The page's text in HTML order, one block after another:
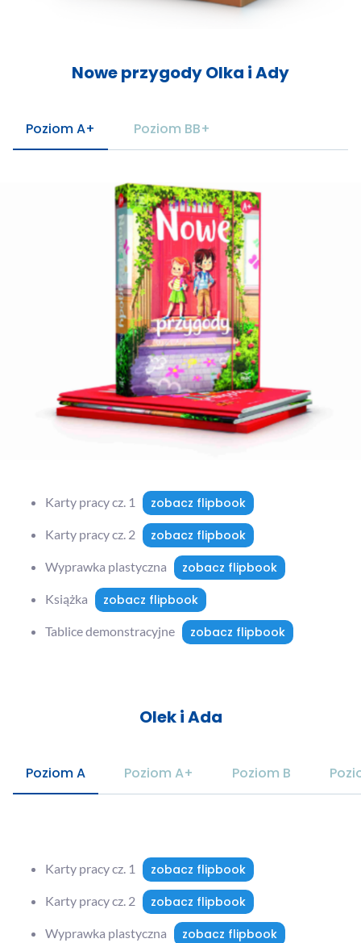
Nowe przygody Olka i Ady
Poziom A+ Poziom BB+
Karty pracy cz. 1 zobacz flipbook
Karty pracy cz. 2 zobacz flipbook
Wyprawka plastyczna zobacz flipbook
Książka zobacz flipbook
Tablice demonstracyjne zobacz flipbook
Olek i Ada
Poziom A Poziom A+ Poziom B
Karty pracy cz. 1 zobacz flipbook
Karty pracy cz. 2 zobacz flipbook
Wyprawka plastyczna zobacz flipbook